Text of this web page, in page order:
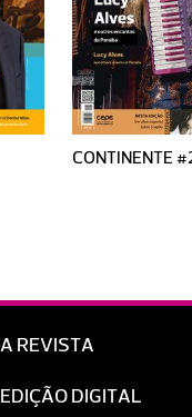
CONTINENTE
A REVISTA
EDIÇÃO DIGITAL